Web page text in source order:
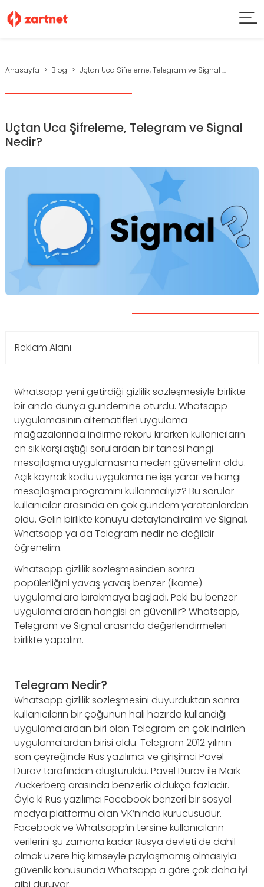
Anasayfa Blog Uçtan Uca Şifreleme, Telegram ve Signal ...
Uçtan Uca Şifreleme, Telegram ve Signal
Nedir?
Reklam Alanı
Whatsapp yeni getirdiği gizlilik sözleşmesiyle birlikte
bir anda dünya gündemine oturdu. Whatsapp
uygulamasının alternatifleri uygulama
mağazalarında indirme rekoru kırarken kullanıcıların
en sık karşılaştığı sorulardan bir tanesi hangi
mesajlaşma uygulamasına neden güvenelim oldu.
Açık kaynak kodlu uygulama ne işe yarar ve hangi
mesajlaşma programını kullanmalıyız? Bu sorular
kullanıcılar arasında en çok gündem yaratanlardan
oldu. Gelin birlikte konuyu detaylandıralım ve Signal,
Whatsapp ya da Telegram nedirne değildir
öğrenelim.
Whatsapp gizlilik sözleşmesinden sonra
popülerliğini yavaş yavaş benzer (ikame)
uygulamalara bırakmaya başladı. Peki bu benzer
uygulamalardan hangisi en güvenilir? Whatsapp,
Telegram ve Signal arasında değerlendirmeleri
birlikte yapalım.
Telegram Nedir?
Whatsapp gizlilik sözleşmesini duyurduktan sonra
kullanıcıların bir çoğunun hali hazırda kullandığı
uygulamalardan biri olan Telegram en çok indirilen
uygulamalardan birisi oldu. Telegram 2012 yılının
son çeyreğinde Rus yazılımcı ve girişimci Pavel
Durov tarafından oluşturuldu. Pavel Durov ile Mark
Zuckerberg arasında benzerlik oldukça fazladır.
Öyle ki Rus yazılımcı Facebook benzeri bir sosyal
medya platformu olan VK’nında kurucusudur.
Facebook ve Whatsapp’ın tersine kullanıcıların
verilerini şu zamana kadar Rusya devleti de dahil
olmak üzere hiç kimseyle paylaşmamış olmasıyla
güvenlik konusunda Whatsapp a göre çok daha iyi